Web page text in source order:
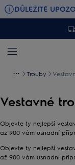
DŮLEŽITÉ
Trouby
Vestavné
Objevte ty nejlepší
až 900 vám usnadní
Objevte ty nejlepší
až 900 vám usnadní